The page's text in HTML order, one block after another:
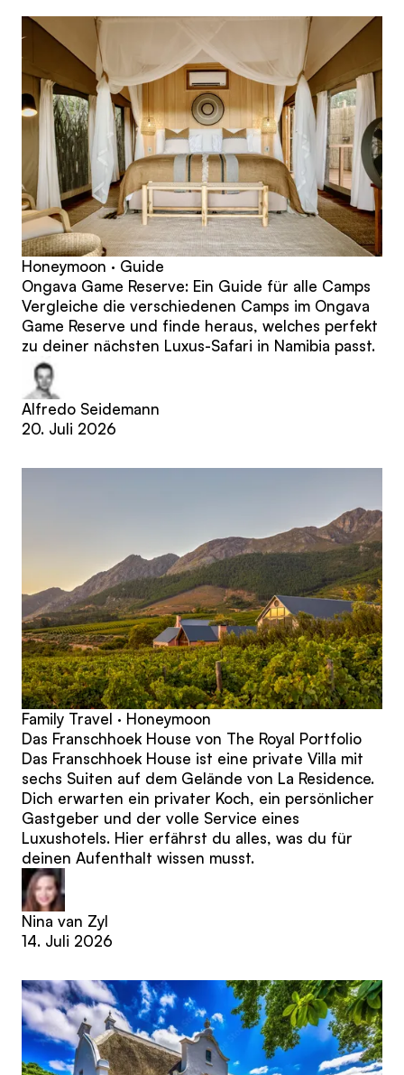
Beiträge
Honeymoon · Guide
Ongava Game Reserve: Ein Guide für alle Camps
Vergleiche die verschiedenen Camps im Ongava
Game Reserve und finde heraus, welches perfekt
zu deiner nächsten Luxus-Safari in Namibia passt.
Alfredo Seidemann
20. Juli 2026
Family Travel · Honeymoon
Das Franschhoek House von The Royal Portfolio
Das Franschhoek House ist eine private Villa mit
sechs Suiten auf dem Gelände von La Residence.
Dich erwarten ein privater Koch, ein persönlicher
Gastgeber und der volle Service eines
Luxushotels. Hier erfährst du alles, was du für
deinen Aufenthalt wissen musst.
Nina van Zyl
14. Juli 2026